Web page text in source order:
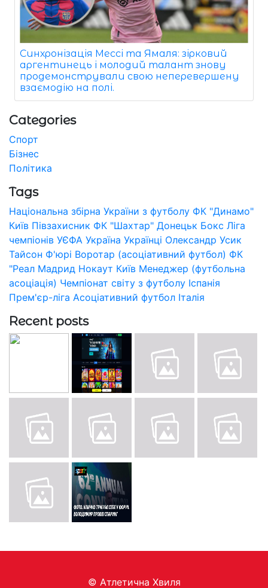
Синхронізація Мессі та Ямаля: зірковий
аргентинець і молодий талант знову
продемонстрували свою неперевершену
взаємодію на полі.
Categories
Спорт
Бізнес
Політика
Tags
Національна збірна України з футболу ФК "Динамо"
Київ Півзахисник ФК "Шахтар" Донецьк Бокс Ліга
чемпіонів УЄФА Україна Українці Олександр Усик
Тайсон Ф'юрі Воротар (асоціативний футбол) ФК
"Реал Мадрид Нокаут Київ Менеджер (футбольна
асоціація) Чемпіонат світу з футболу Іспанія
Прем'єр-ліга Асоціативний футбол Італія
Recent posts
© Aтлетична Хвиля